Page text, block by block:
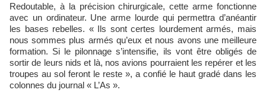
Redoutable, à la précision chirurgicale, cette arme fonctionne
avec un ordinateur. Une arme lourde qui permettra d’anéantir
les bases rebelles. « Ils sont certes lourdement armés, mais
nous sommes plus armés qu’eux et nous avons une meilleure
formation. Si le pilonnage s’intensifie, ils vont être obligés de
sortir de leurs nids et là, nos avions pourraient les repérer et les
troupes au sol feront le reste », a confié le haut gradé dans les
colonnes du journal « L’As ».